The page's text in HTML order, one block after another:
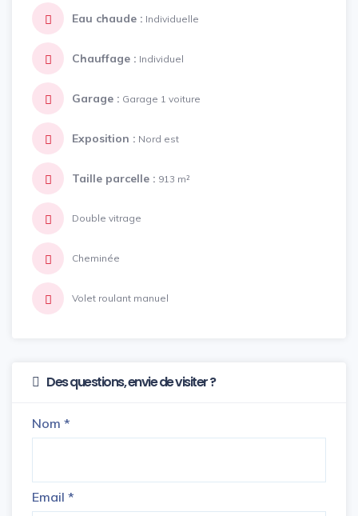
Eau chaude : Individuelle
Chauffage : Individuel
Garage : Garage 1 voiture
Exposition : Nord est
Taille parcelle : 913 m²
Double vitrage
Cheminée
Volet roulant manuel
Des questions, envie de visiter ?
Nom *
Email *